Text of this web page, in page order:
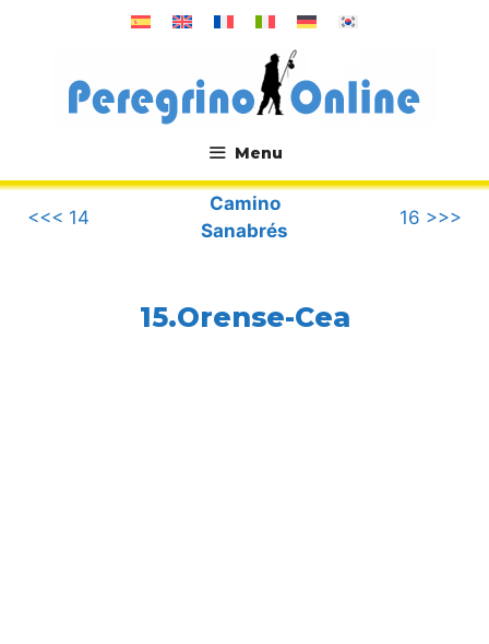
Menu
.
<<< 14
Camino
Sanabrés
16 >>>
15.Orense-Cea